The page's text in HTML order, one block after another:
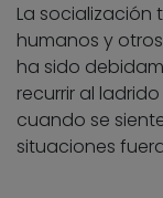
La
humanos y
ha sido
recurrir al
cuando se
situaciones